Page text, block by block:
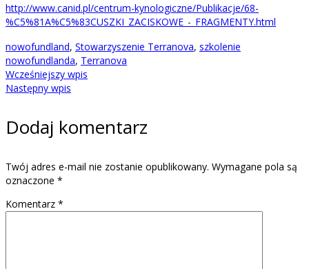
http://www.canid.pl/centrum-kynologiczne/Publikacje/68-
%C5%81A%C5%83CUSZKI_ZACISKOWE_-_FRAGMENTY.html
nowofundland, Stowarzyszenie Terranova, szkolenie
nowofundlanda, Terranova
Wcześniejszy wpis
Następny wpis
Dodaj komentarz
Twój adres e-mail nie zostanie opublikowany. Wymagane pola są
oznaczone *
Komentarz *